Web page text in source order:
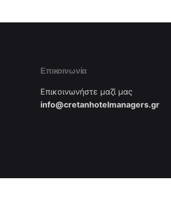
Επικοινωνία
Επικοινωνήστε μαζί μας
info@cretanhotelmanagers.gr